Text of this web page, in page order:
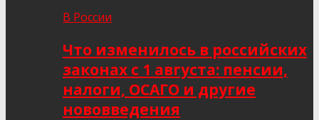
В России
Что изменилось в российских
законах с 1 августа: пенсии,
налоги, ОСАГО и другие
нововведения